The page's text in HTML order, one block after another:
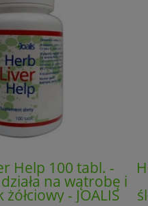
Help 100 tabl. -
na wątrobę i
- JOALIS